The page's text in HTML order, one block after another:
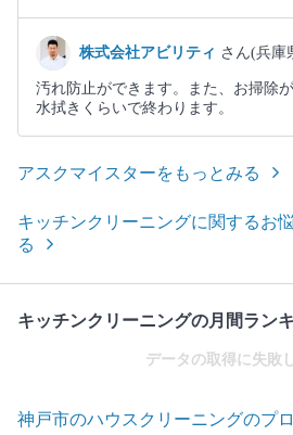
株式会社アビリティ さん(兵庫
汚れ防止ができます。また、お掃除
水拭きくらいで終わります。
アスクマイスターをもっとみる
キッチンクリーニングに関するお
る
キッチンクリーニングの月間ラン
データの取得に失敗
神戸市のハウスクリーニングのプ